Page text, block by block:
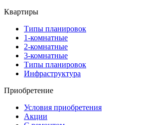
Квартиры
Типы планировок
1-комнатные
2-комнатные
3-комнатные
Типы планировок
Инфраструктура
Приобретение
Условия приобретения
Акции